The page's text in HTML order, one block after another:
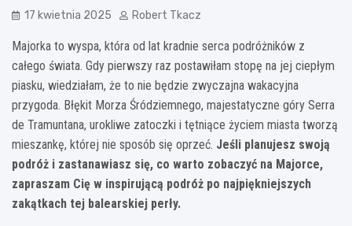
17 kwietnia 2025 Robert Tkacz
Majorka to wyspa, która od lat kradnie serca podróżników z
całego świata. Gdy pierwszy raz postawiłam stopę na jej ciepłym
piasku, wiedziałam, że to nie będzie zwyczajna wakacyjna
przygoda. Błękit Morza Śródziemnego, majestatyczne góry Serra
de Tramuntana, urokliwe zatoczki i tętniące życiem miasta tworzą
mieszankę, której nie sposób się oprzeć. Jeśli planujesz swoją
podróż i zastanawiasz się, co warto zobaczyć na Majorce,
zapraszam Cię w inspirującą podróż po najpiękniejszych
zakątkach tej balearskiej perły.